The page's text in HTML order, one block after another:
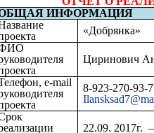
ИНФОРМАЦИЯ
«Добрянка»
Циринович
e-mail
8-923-270-93-
22.09. 2017г.